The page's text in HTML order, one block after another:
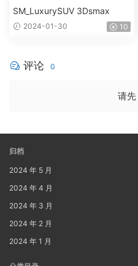
SM_LuxurySUV 3Dsmax
2024-01-30 10
评论 0
请先
归档
2024 年 5 月
2024 年 4 月
2024 年 3 月
2024 年 2 月
2024 年 1 月